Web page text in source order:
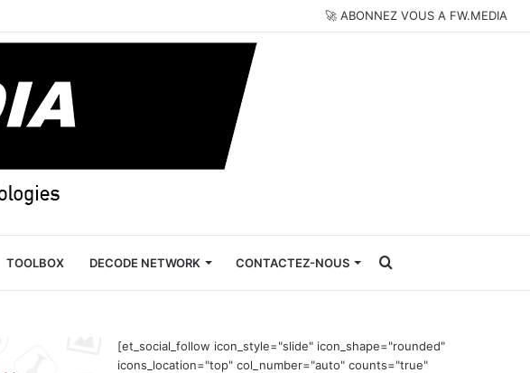
🚀 ABONNEZ VOUS A FW.MEDIA
TOOLBOX DECODE NETWORK CONTACTEZ-NOUS Rechercher
[et_social_follow icon_style="slide" icon_shape="rounded"
icons_location="top" col_number="auto" counts="true"